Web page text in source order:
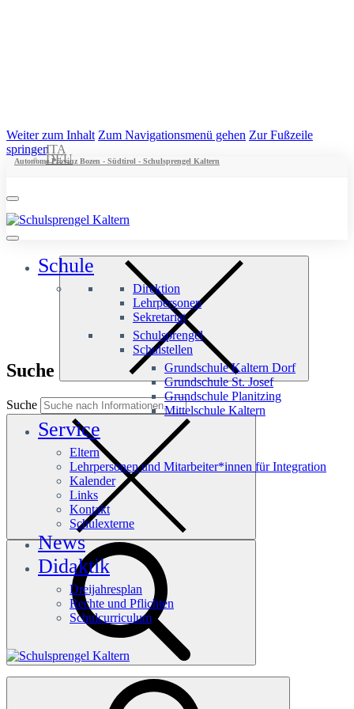
Weiter zum Inhalt Zum Navigationsmenü gehen Zur Fußzeile
springen
Autonome Provinz Bozen - Südtirol - Schulsprengel Kaltern
ITA
DEU
Schule
Direktion
Lehrpersonen
Sekretariat
Schulsprengel
Schulstellen
Grundschule Kaltern Dorf
Grundschule St. Josef
Grundschule Planitzing
Mittelschule Kaltern
Service
Eltern
Lehrpersonen und Mitarbeiter*innen für Integration
Kalender
Links
Kontakt
Schulexterne
News
Didaktik
Dreijahresplan
Rechte und Pflichten
Schulcurriculum
Suche
Suche
Häufige Suchanfragen